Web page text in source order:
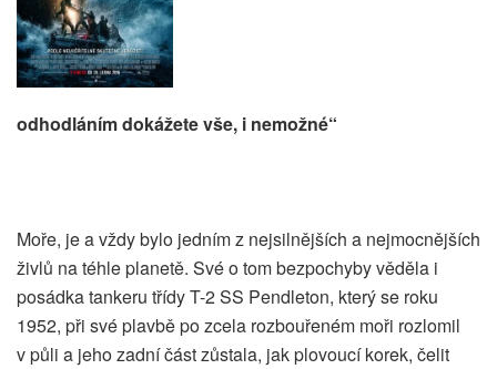
odhodláním dokážete vše, i nemožné“
Moře, je a vždy bylo jedním z nejsilnějších a nejmocnějších
živlů na téhle planetě. Své o tom bezpochyby věděla i
posádka tankeru třídy T-2 SS Pendleton, který se roku
1952, při své plavbě po zcela rozbouřeném moři rozlomil
v půli a jeho zadní část zůstala, jak plovoucí korek, čelit